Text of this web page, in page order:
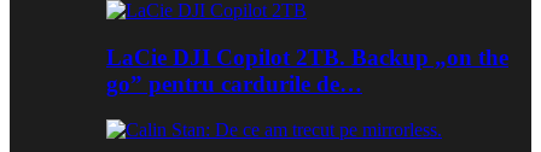
LaCie DJI Copilot 2TB. Backup „on the
go” pentru cardurile de…